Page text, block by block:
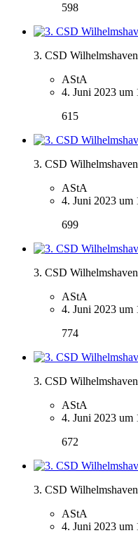
598
3. CSD
AStA
4. Juni 2023 um
615
3. CSD
AStA
4. Juni 2023 um
699
3. CSD
AStA
4. Juni 2023 um
774
3. CSD
AStA
4. Juni 2023 um
672
3. CSD
AStA
4. Juni 2023 um